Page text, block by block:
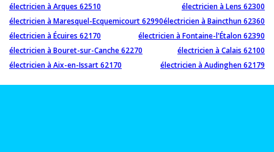
électricien à Arques 62510
électricien à Lens 62300
électricien à Maresquel-Ecquemicourt 62990électricien à Baincthun 62360
électricien à Écuires 62170
électricien à Fontaine-l'Étalon 62390
électricien à Bouret-sur-Canche 62270
électricien à Calais 62100
électricien à Aix-en-Issart 62170
électricien à Audinghen 62179